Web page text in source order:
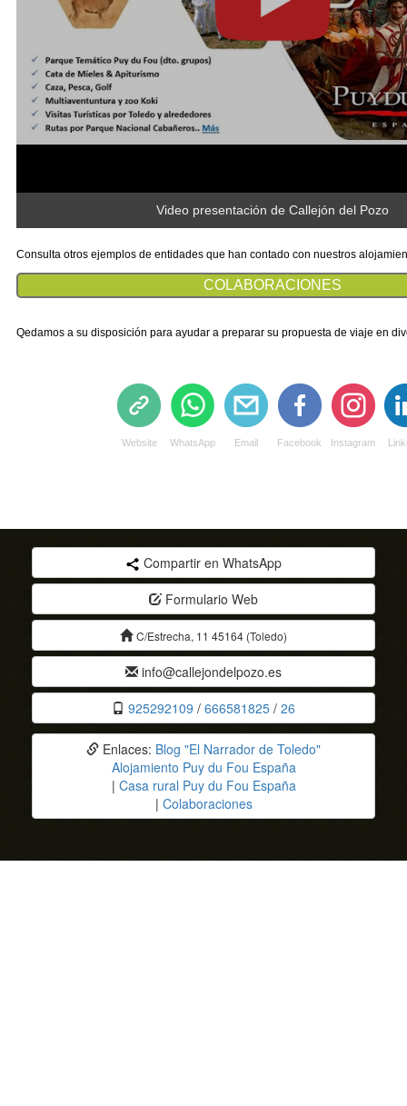
Video presentación de Callejón del Pozo
Consulta otros ejemplos de entidades que han contado con nuestros
COLABORACIONES
Qedamos a su disposición para ayudar a preparar su propuesta de viaje en
Website WhatsApp Email Facebook Instagram
Compartir en WhatsApp
Formulario Web
C/Estrecha, 11 45164 (Toledo)
info@callejondelpozo.es
925292109 / 666581825 / 26
Enlaces: Blog "El Narrador de Toledo"
Alojamiento Puy du Fou España
| Casa rural Puy du Fou España
| Colaboraciones